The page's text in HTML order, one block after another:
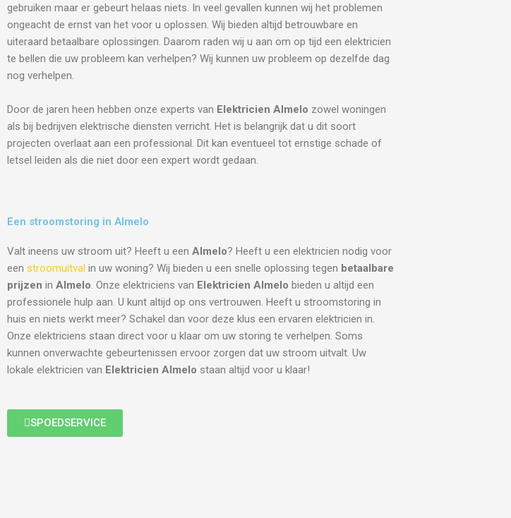
gebruiken maar er gebeurt helaas niets. In veel gevallen kunnen wij het problemen
ongeacht de ernst van het voor u oplossen. Wij bieden altijd betrouwbare en
uiteraard betaalbare oplossingen. Daarom raden wij u aan om op tijd een elektricien
te bellen die uw probleem kan verhelpen? Wij kunnen uw probleem op dezelfde dag
nog verhelpen.
Door de jaren heen hebben onze experts van Elektricien Almelo zowel woningen
als bij bedrijven elektrische diensten verricht. Het is belangrijk dat u dit soort
projecten overlaat aan een professional. Dit kan eventueel tot ernstige schade of
letsel leiden als die niet door een expert wordt gedaan.
Een stroomstoring in Almelo
Valt ineens uw stroom uit? Heeft u een Almelo? Heeft u een elektricien nodig voor
een stroomuitval in uw woning? Wij bieden u een snelle oplossing tegen betaalbare
prijzen in Almelo. Onze elektriciens van Elektricien Almelo bieden u altijd een
professionele hulp aan. U kunt altijd op ons vertrouwen. Heeft u stroomstoring in
huis en niets werkt meer? Schakel dan voor deze klus een ervaren elektricien in.
Onze elektriciens staan direct voor u klaar om uw storing te verhelpen. Soms
kunnen onverwachte gebeurtenissen ervoor zorgen dat uw stroom uitvalt. Uw
lokale elektricien van Elektricien Almelo staan altijd voor u klaar!
SPOEDSERVICE